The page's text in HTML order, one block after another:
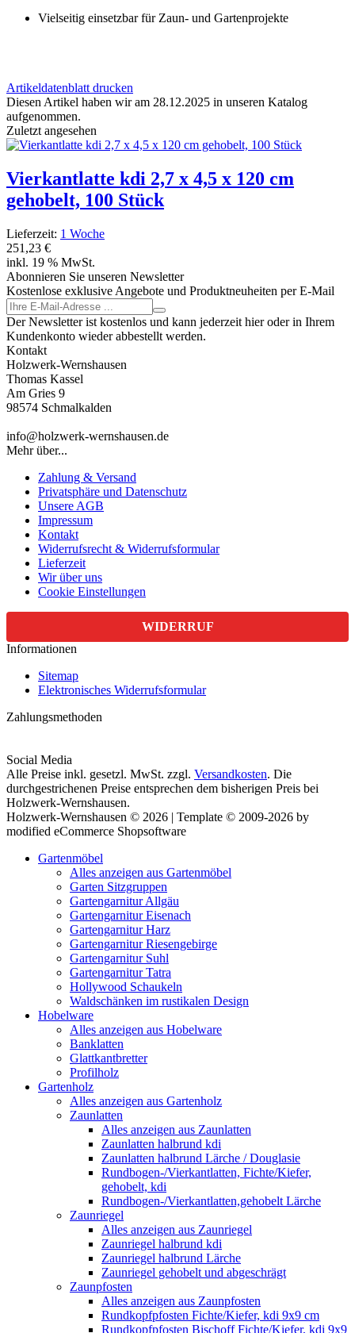
Vielseitig einsetzbar für Zaun- und Gartenprojekte
Artikeldatenblatt drucken
Diesen Artikel haben wir am 28.12.2025 in unseren Katalog
aufgenommen.
Zuletzt angesehen
Vierkantlatte kdi 2,7 x 4,5 x 120 cm
gehobelt, 100 Stück
Lieferzeit: 1 Woche
251,23 €
inkl. 19 % MwSt.
Abonnieren Sie unseren Newsletter
Kostenlose exklusive Angebote und Produktneuheiten per E-Mail
Der Newsletter ist kostenlos und kann jederzeit hier oder in Ihrem
Kundenkonto wieder abbestellt werden.
Kontakt
Holzwerk-Wernshausen
Thomas Kassel
Am Gries 9
98574 Schmalkalden
info@holzwerk-wernshausen.de
Mehr über...
Zahlung & Versand
Privatsphäre und Datenschutz
Unsere AGB
Impressum
Kontakt
Widerrufsrecht & Widerrufsformular
Lieferzeit
Wir über uns
Cookie Einstellungen
WIDERRUF
Informationen
Sitemap
Elektronisches Widerrufsformular
Zahlungsmethoden
Social Media
Alle Preise inkl. gesetzl. MwSt. zzgl. Versandkosten. Die
durchgestrichenen Preise entsprechen dem bisherigen Preis bei
Holzwerk-Wernshausen.
Holzwerk-Wernshausen © 2026 | Template © 2009-2026 by
modified eCommerce Shopsoftware
Gartenmöbel
Alles anzeigen aus Gartenmöbel
Garten Sitzgruppen
Gartengarnitur Allgäu
Gartengarnitur Eisenach
Gartengarnitur Harz
Gartengarnitur Riesengebirge
Gartengarnitur Suhl
Gartengarnitur Tatra
Hollywood Schaukeln
Waldschänken im rustikalen Design
Hobelware
Alles anzeigen aus Hobelware
Banklatten
Glattkantbretter
Profilholz
Gartenholz
Alles anzeigen aus Gartenholz
Zaunlatten
Alles anzeigen aus Zaunlatten
Zaunlatten halbrund kdi
Zaunlatten halbrund Lärche / Douglasie
Rundbogen-/Vierkantlatten, Fichte/Kiefer,
gehobelt, kdi
Rundbogen-/Vierkantlatten,gehobelt Lärche
Zaunriegel
Alles anzeigen aus Zaunriegel
Zaunriegel halbrund kdi
Zaunriegel halbrund Lärche
Zaunriegel gehobelt und abgeschrägt
Zaunpfosten
Alles anzeigen aus Zaunpfosten
Rundkopfpfosten Fichte/Kiefer, kdi 9x9 cm
Rundkopfpfosten Bischoff Fichte/Kiefer, kdi 9x9